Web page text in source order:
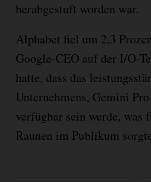
herabgestuft worden war.
Alphabet fiel um 2,3
Google-CEO auf der I/O-
hatte, dass das
Unternehmens, Gemini
verfügbar sein werde, was
Raunen im Publikum